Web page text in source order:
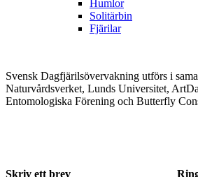
Humlor
Solitärbin
Fjärilar
Svensk Dagfjärilsövervakning utförs i
Naturvårdsverket, Lunds Universitet,
Entomologiska Förening och Butterfly
Skriv ett brev